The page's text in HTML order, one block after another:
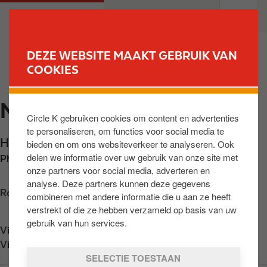
DEZE WEBSITE MAAKT GEBRUIK VAN
COOKIES
Circle K gebruiken cookies om content en advertenties
te personaliseren, om functies voor social media te
bieden en om ons websiteverkeer te analyseren. Ook
delen we informatie over uw gebruik van onze site met
onze partners voor social media, adverteren en
analyse. Deze partners kunnen deze gegevens
combineren met andere informatie die u aan ze heeft
verstrekt of die ze hebben verzameld op basis van uw
gebruik van hun services.
SELECTIE TOESTAAN
a
n
e
n
n
a
e
i
M
v
NEERPELT
Hamonterweg 16,Pelt,BE-3910,BE
Phone: +3211802979
Routebeschrijving opvragen
Vind ons op
Vind ons op